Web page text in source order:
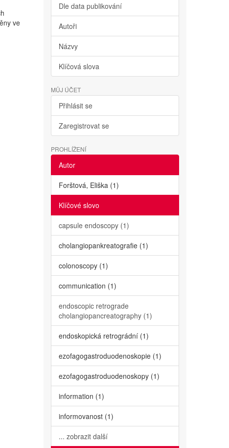
ve
Dle data publikování
Autoři
Názvy
Klíčová slova
MŮJ ÚČET
Přihlásit se
Zaregistrovat se
PROHLÍŽENÍ
Autor
Forštová, Eliška (1)
Klíčové slovo
capsule endoscopy (1)
cholangiopankreatografie (1)
colonoscopy (1)
communication (1)
endoscopic retrograde
cholangiopancreatography (1)
endoskopická retrográdní (1)
ezofagogastroduodenoskopie (1)
ezofagogastroduodenoskopy (1)
information (1)
informovanost (1)
... zobrazit další